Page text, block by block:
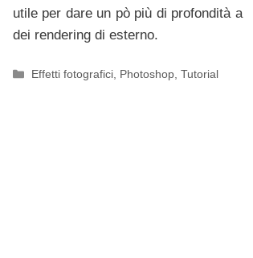
utile per dare un pò più di profondità a
dei rendering di esterno.
Categorie
Effetti fotografici Photoshop ,Tutorial